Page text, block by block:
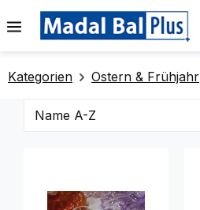
springen
Kategorien Ostern & Frühjahr